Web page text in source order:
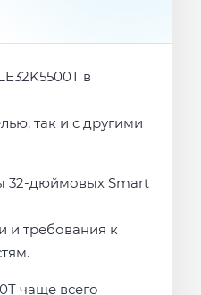
в
так и с другими
32-дюймовых Smart
и требования к
чаще всего